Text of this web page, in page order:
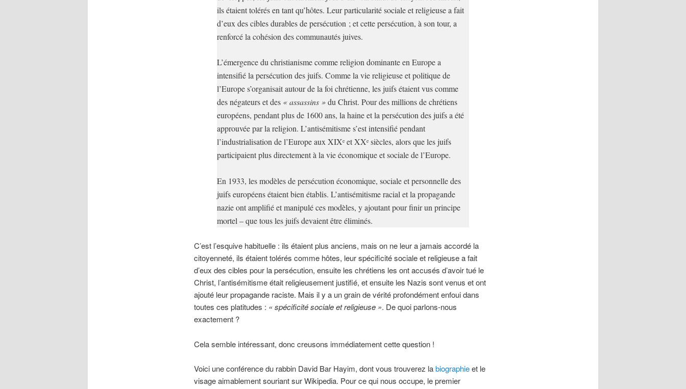
ils étaient tolérés en tant qu’hôtes. Leur particularité sociale et religieuse a fait
d’eux des cibles durables de persécution ; et cette persécution, à son tour, a
renforcé la cohésion des communautés juives.
L’émergence du christianisme comme religion dominante en Europe a
intensifié la persécution des juifs. Comme la vie religieuse et politique de
l’Europe s’organisait autour de la foi chrétienne, les juifs étaient vus comme
des négateurs et des « assassins »du Christ. Pour des millions de chrétiens
européens, pendant plus de 1600 ans, la haine et la persécution des juifs a été
approuvée par la religion. L’antisémitisme s’est intensifié pendant
l’industrialisation de l’Europe aux XIXeet XXesiècles, alors que les juifs
participaient plus directement à la vie économique et sociale de l’Europe.
En 1933, les modèles de persécution économique, sociale et personnelle des
juifs européens étaient bien établis. L’antisémitisme racial et la propagande
nazie ont amplifié et manipulé ces modèles, y ajoutant pour finir un principe
mortel – que tous les juifs devaient être éliminés.
C’est l’esquive habituelle : ils étaient plus anciens, mais on ne leur a jamais accordé la
citoyenneté, ils étaient tolérés comme hôtes, leur spécificité sociale et religieuse a fait
d’eux des cibles pour la persécution, ensuite les chrétiens les ont accusés d’avoir tué le
Christ, l’antisémitisme était religieusement justifié, et ensuite les Nazis sont venus et ont
ajouté leur propagande raciste. Mais il y a un grain de vérité profondément enfoui dans
toutes ces platitudes : « spécificité sociale et religieuse ». De quoi parlons-nous
exactement ?
Cela semble intéressant, donc creusons immédiatement cette question !
Voici une conférence du rabbin David Bar Hayim, dont vous trouverez labiographieet le
visage aimablement souriant sur Wikipedia. Pour ce qui nous occupe, le premier